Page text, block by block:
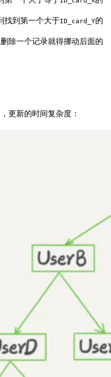
找到第一个大于ID_card_Y的
除一个记录就得挪动后面的
，更新的时间复杂度：